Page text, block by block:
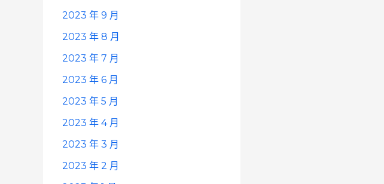
2023 年 9 月
2023 年 8 月
2023 年 7 月
2023 年 6 月
2023 年 5 月
2023 年 4 月
2023 年 3 月
2023 年 2 月